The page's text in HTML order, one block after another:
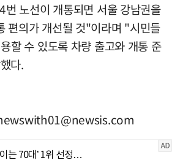
노선이 개통되면 서울 강남권을
편의가 개선될 것"이라며 "시민들
할 수 있도록 차량 출고와 개통 준
다.